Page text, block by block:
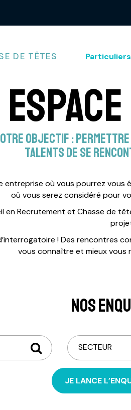
DE TÊTES Particuliers
objectif :
talents de se
entreprise où vous pourrez vous
où vous serez considéré pour
en Recrutement et Chasse de
d’interrogatoire ! Des rencontres
vous connaître et mieux vous
NOS
JE LANCE